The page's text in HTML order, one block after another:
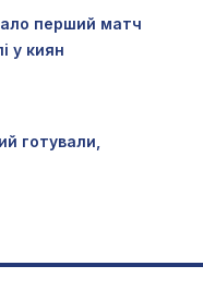
перший матч
у киян
готували,